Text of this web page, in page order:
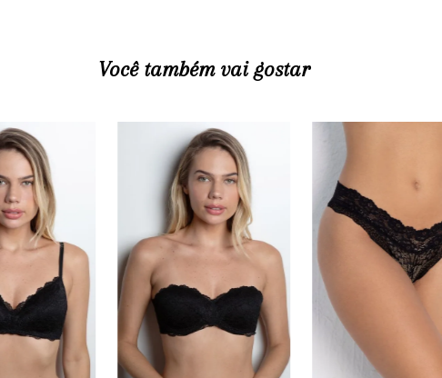
Você também vai gostar